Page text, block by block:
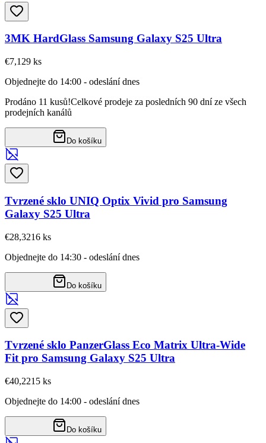
3MK HardGlass Samsung Galaxy S25 Ultra
€7,129 ks
Objednejte do 14:00 - odeslání dnes
Prodáno 11 kusů!Celkové prodeje za posledních 90 dní ze všech
prodejních kanálů
Do košíku
Tvrzené sklo UNIQ Optix Vivid pro Samsung
Galaxy S25 Ultra
€28,3216 ks
Objednejte do 14:30 - odeslání dnes
Do košíku
Tvrzené sklo PanzerGlass Eco Matrix Ultra-Wide
Fit pro Samsung Galaxy S25 Ultra
€40,2215 ks
Objednejte do 14:00 - odeslání dnes
Do košíku